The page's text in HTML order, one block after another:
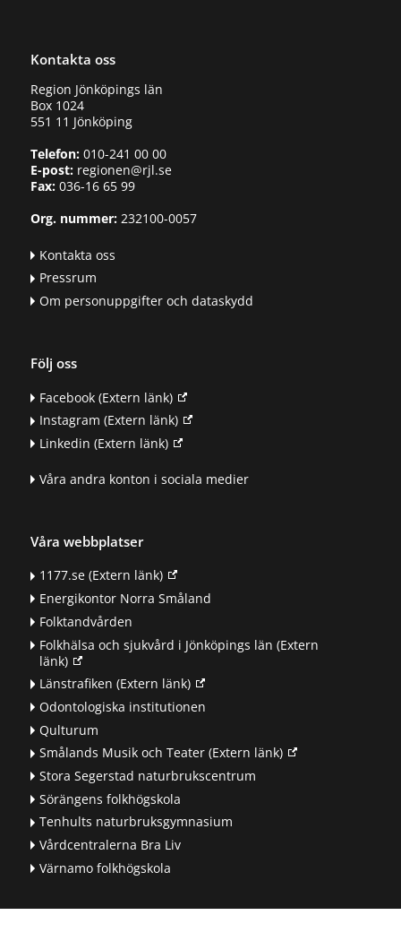
Kontakta oss
Region Jönköpings län
Box 1024
551 11 Jönköping
Telefon:010-241 00 00
E-post:regionen@rjl.se
Fax: 036-16 65 99
Org. nummer:232100-0057
Kontakta oss
Pressrum
Om personuppgifter och dataskydd
Följ oss
Facebook(Extern länk)
Instagram (Extern länk)
Linkedin (Extern länk)
Våra andra konton i sociala medier
Våra webbplatser
1177.se(Extern länk)
Energikontor Norra Småland
Folktandvården
Folkhälsa och sjukvård i Jönköpings län (Extern
länk)
Länstrafiken (Extern länk)
Odontologiska institutionen
Qulturum
Smålands Musik och Teater(Extern länk)
Stora Segerstad naturbrukscentrum
Sörängens folkhögskola
Tenhults naturbruksgymnasium
Vårdcentralerna Bra Liv
Värnamo folkhögskola